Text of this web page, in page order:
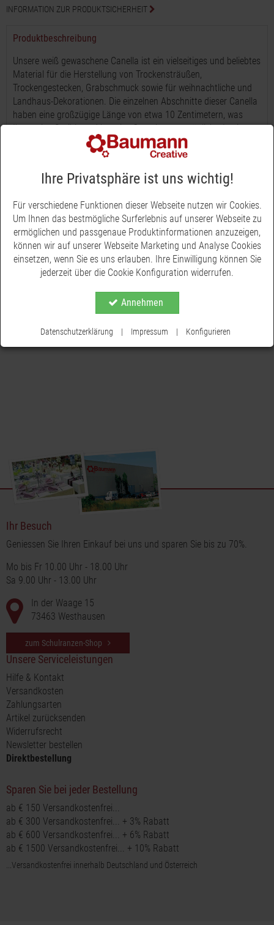
INFORMATION ZUR PRODUKTSICHERHEIT
Produktbeschreibung
Unsere weiß gewaschene Canella ist ein vielseitiges und beliebtes
Material für die Herstellung von Trockensträußen,
Trockengestecken, Grabschmuck sowie für weihnachtliche und
Landhaus-Dekorationen. Die einzelnen Abschnitte dieser Canella
haben eine großzügige Länge von etwa 10 Zentimetern, was
Ihnen eine flexible und kreative Gestaltung ermöglicht. In einer
Packung finden Sie insgesamt 300 Gramm dieses natürlichen
Dekorationselements. Die zarten und gleichzeitig robusten
doch elegante Note. Dank der weißen Waschung strahlt die
verschiedenen Dekorationsstilen. Entdecken Sie jetzt die
vielfältigen Einsatzmöglichkeiten unserer hochwertigen Canella
und verleihen Sie Ihren Projekten eine besondere Note!
Ihr Besuch
Geniessen Sie Ihren Einkauf bei uns und sparen Sie bis zu 70%.
Mo bis Fr 10.00 Uhr - 18.00 Uhr
Sa 9.00 Uhr - 13.00 Uhr
In der Waage 15
73463 Westhausen
zum Schulranzen-Shop
Unsere Serviceleistungen
Hilfe & Kontakt
Versandkosten
Zahlungsarten
Artikel zurücksenden
Widerrufsrecht
Newsletter bestellen
Direktbestellung
Sparen Sie bei jeder Bestellung
ab € 150 Versandkostenfrei...
ab € 300 Versandkostenfrei... + 3% Rabatt
ab € 600 Versandkostenfrei... + 6% Rabatt
ab € 1500 Versandkostenfrei... + 10% Rabatt
...Versandkostenfrei innerhalb Deutschland und Österreich
Ihre Privatsphäre ist uns wichtig!
Für verschiedene Funktionen dieser Webseite nutzen wir Cookies.
Um Ihnen das bestmögliche Surferlebnis auf unserer Webseite zu
ermöglichen und passgenaue Produktinformationen anzuzeigen,
können wir auf unserer Webseite Marketing und Analyse Cookies
einsetzen, wenn Sie es uns erlauben. Ihre Einwilligung können Sie
jederzeit über die Cookie Konfiguration widerrufen.
Annehmen
Datenschutzerklärung | Impressum | Konfigurieren